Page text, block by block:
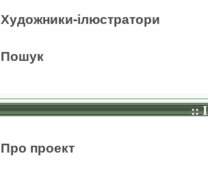
Художники-ілюстратори
Пошук
::
Про проект